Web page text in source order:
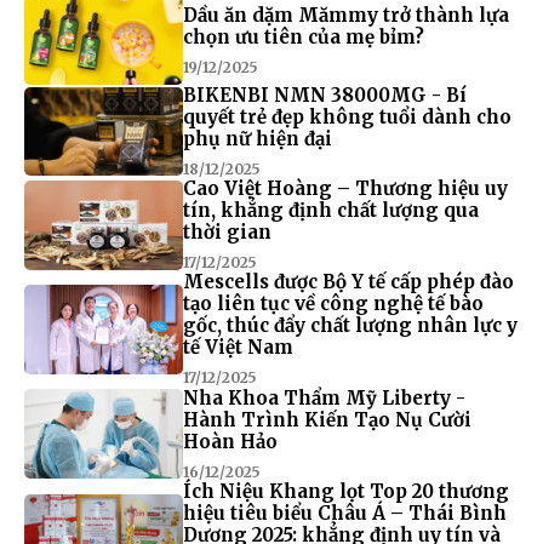
Dầu ăn dặm Mămmy trở thành lựa
chọn ưu tiên của mẹ bỉm?
19/12/2025
BIKENBI NMN 38000MG - Bí
quyết trẻ đẹp không tuổi dành cho
phụ nữ hiện đại
18/12/2025
Cao Việt Hoàng – Thương hiệu uy
tín, khẳng định chất lượng qua
thời gian
17/12/2025
Mescells được Bộ Y tế cấp phép đào
tạo liên tục về công nghệ tế bào
gốc, thúc đẩy chất lượng nhân lực y
tế Việt Nam
17/12/2025
Nha Khoa Thẩm Mỹ Liberty -
Hành Trình Kiến Tạo Nụ Cười
Hoàn Hảo
16/12/2025
Ích Niệu Khang lọt Top 20 thương
hiệu tiêu biểu Châu Á – Thái Bình
Dương 2025: khẳng định uy tín và